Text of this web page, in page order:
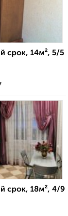
срок, 14м², 5/5
срок, 18м², 4/9